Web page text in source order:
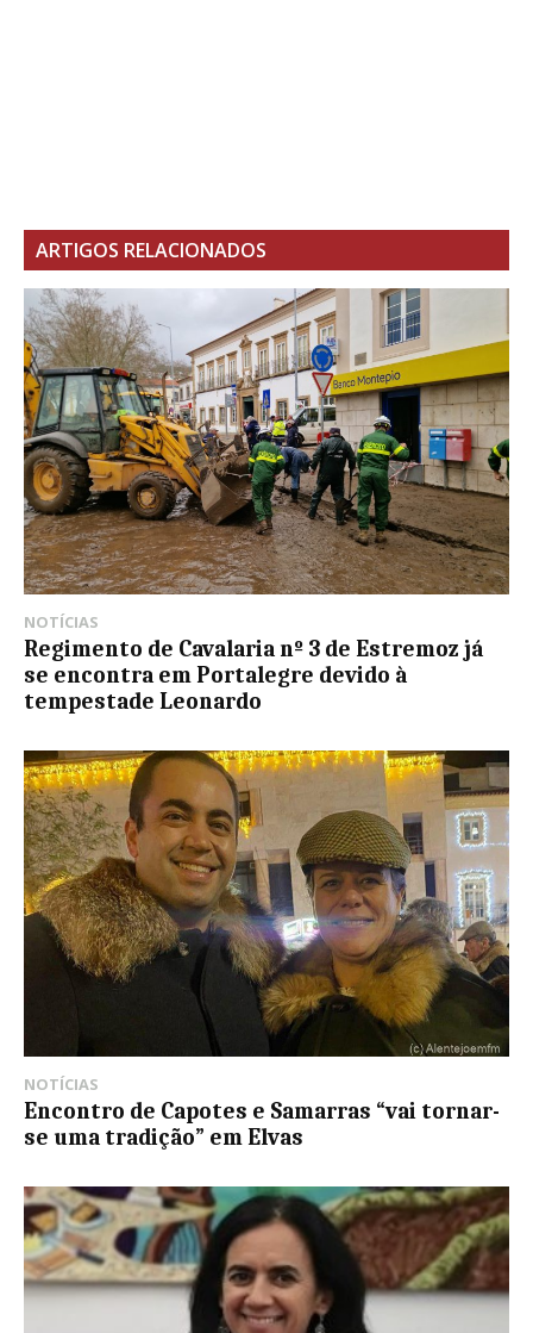
ARTIGOS RELACIONADOS
NOTÍCIAS
Regimento de Cavalaria nº 3 de Estremoz já
se encontra em Portalegre devido à
tempestade Leonardo
NOTÍCIAS
Encontro de Capotes e Samarras “vai tornar-
se uma tradição” em Elvas